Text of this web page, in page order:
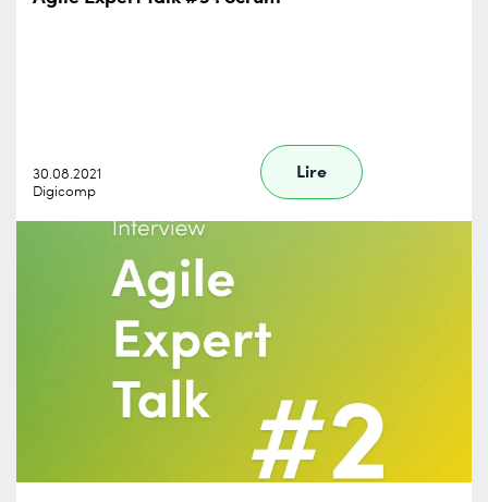
30.08.2021
Digicomp
Lire